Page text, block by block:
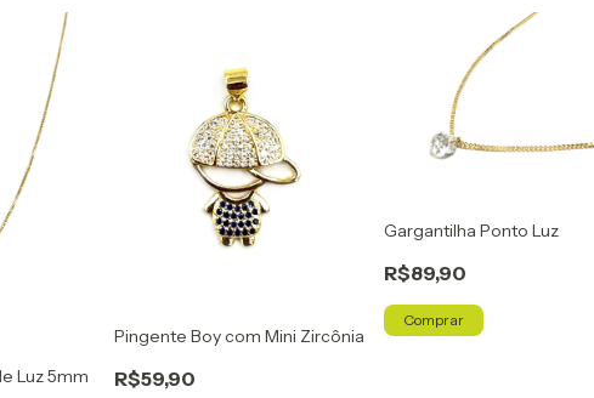
Luz 5mm
Pingente Boy com Mini Zircônia
R$59,90
Gargantilha Ponto Luz
R$89,90
Comprar